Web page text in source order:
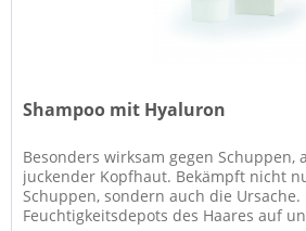
Shampoo mit Hyaluron
Besonders wirksam gegen Schuppen,
juckender Kopfhaut. Bekämpft nicht
Schuppen, sondern auch die Ursache.
Feuchtigkeitsdepots des Haares auf